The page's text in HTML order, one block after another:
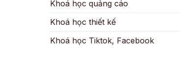
Khoá học quảng cáo
Khoá học thiết kế
Khoá học Tiktok, Facebook